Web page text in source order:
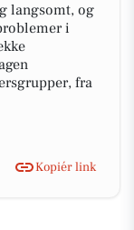
langsomt, og
i
fra
Kopiér link